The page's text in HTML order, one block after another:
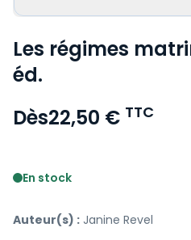
Les régimes
éd.
Dès22,50 € TTC
En stock
Auteur(s) : Janine Revel